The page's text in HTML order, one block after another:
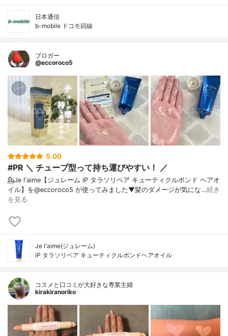
日本通信
b-mobile ドコモ回線
ブロガー
@eccoroco5
5.00
#PR ＼ チューブ型って持ち運びやすい！ ／
💁Je l'aime【ジュレーム iP タラソリペア キューティクルボンド ヘアオ
イル】を@eccoroco5 が使ってみました⁡⁡⁡⁡▼⁡髪のダメージが気にな…続き
を見る
Je l'aime(ジュレーム)
iP タラソリペア キューティクルボンドヘアオイル
コスメと口コミが大好きな専業主婦
kirakiranoriko